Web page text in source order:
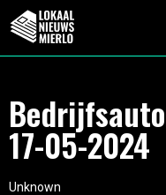
17-05-2024
Unknown